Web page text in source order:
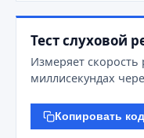
Тест слуховой
Измеряет скорость
миллисекундах
Копировать код